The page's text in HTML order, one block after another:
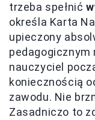
trzeba spełnić
określa Karta
upieczony
pedagogicznym
nauczyciel
koniecznością
zawodu. Nie
Zasadniczo to